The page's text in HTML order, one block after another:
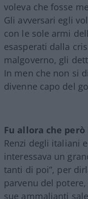
voleva che fosse
Gli avversari egli
con le sole armi
esasperati dalla
malgoverno, gli
In men che non si
divenne capo del
Fu allora che
Renzi degli italiani
interessava un
tanti di poi”, per
parvenu del
sue ammalianti